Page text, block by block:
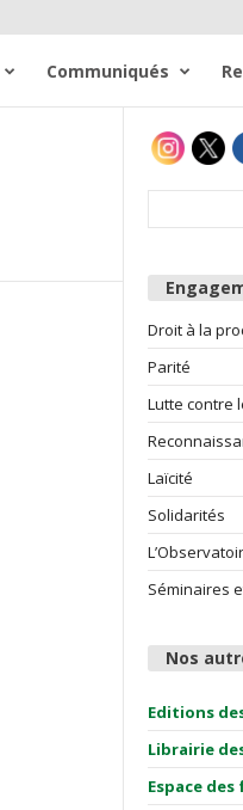
Communiqués
Droit à la
Parité
Lutte contre
Laïcité
Solidarités
Séminaires
Nos
Editions
Librairie
Espace des